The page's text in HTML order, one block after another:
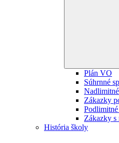
Plán VO
Súhrnné
Zákazky
Zákazky s
História školy